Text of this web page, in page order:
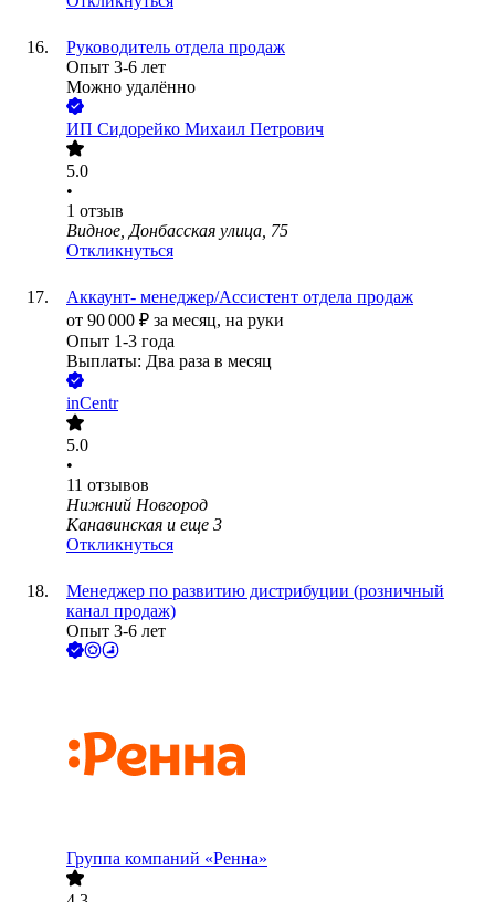
Руководитель отдела продаж
Опыт 3-6 лет
Можно удалённо
ИП Сидорейко Михаил Петрович
5.0
•
1 отзыв
Видное, Донбасская улица, 75
Откликнуться
Аккаунт- менеджер/Ассистент отдела продаж
от 90 000 ₽ за месяц, на руки
Опыт 1-3 года
Выплаты: Два раза в месяц
inCentr
5.0
•
11 отзывов
Нижний Новгород
Канавинская и еще 3
Откликнуться
Менеджер по развитию дистрибуции (розничный
канал продаж)
Опыт 3-6 лет
Группа компаний «Ренна»